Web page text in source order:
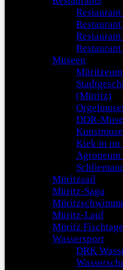
Museen
Müritzeum
(Müritz)
DDR-
Kiek in un
Müritzsail
Müritz-Saga
Müritz-Lauf
Müritz Fischtage
Wassersport
DRK